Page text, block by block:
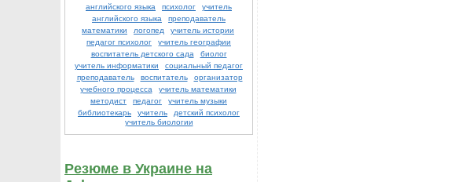
английского языка
психолог
учитель
английского языка
преподаватель
математики
логопед
учитель истории
педагог психолог
учитель географии
воспитатель детского сада
биолог
учитель информатики
социальный педагог
преподаватель
воспитатель
организатор
учебного процесса
учитель математики
методист
педагог
учитель музыки
библиотекарь
учитель
детский психолог
учитель биологии
Резюме в Украине на